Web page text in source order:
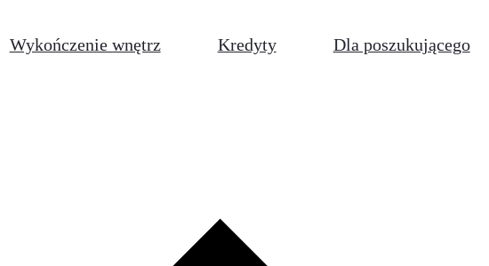
Wykończenie wnętrz Kredyty Dla poszukującego